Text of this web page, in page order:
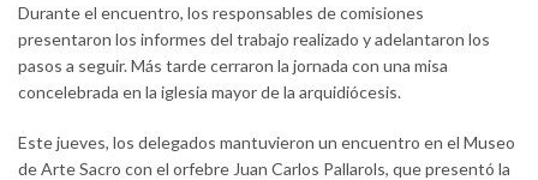
Durante el encuentro, los responsables de comisiones
presentaron los informes del trabajo realizado y adelantaron los
pasos a seguir. Más tarde cerraron la jornada con una misa
concelebrada en la iglesia mayor de la arquidiócesis.
Este jueves, los delegados mantuvieron un encuentro en el Museo
de Arte Sacro con el orfebre Juan Carlos Pallarols, que presentó la